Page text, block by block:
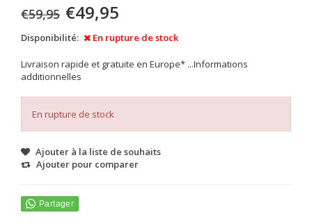
€59,95 €49,95
Disponibilité: En rupture de stock
Livraison rapide et gratuite en Europe* ...Informations
additionnelles
En rupture de stock
Ajouter à la liste de souhaits
Ajouter pour comparer